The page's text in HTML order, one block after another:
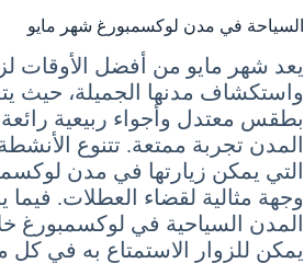
السياحة في مدن لوكسمبورغ شهر مايو
يعد شهر مايو من أفضل الأوقات
واستكشاف مدنها الجميلة، حيث
بطقس معتدل وأجواء ربيعية
المدن تجربة ممتعة. تتنوع
التي يمكن زيارتها في مدن
وجهة مثالية لقضاء العطلات. فيما
المدن السياحية في لوكسمبورغ
يمكن للزوار الاستمتاع به في كل